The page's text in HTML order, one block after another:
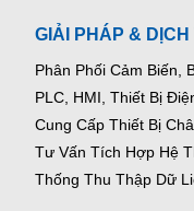
GIẢI PHÁP & DỊCH
Phân Phối Cảm Biến,
PLC, HMI, Thiết Bị
Cung Cấp Thiết Bị
Tư Vấn Tích Hợp Hệ
Thống Thu Thập Dữ